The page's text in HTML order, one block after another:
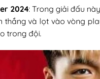
2024: Trong giải đấu
thắng và lọt vào vòng
trong đội.